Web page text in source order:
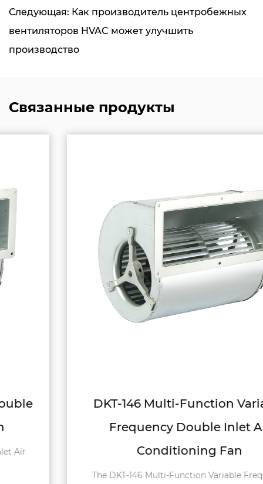
Следующая: Как производитель центробежных
вентиляторов HVAC может улучшить
производство
Связанные продукты
DKT-146 Multi-Function Variable
Frequency Double Inlet Air
Conditioning Fan
The DKT-146 Multi-Function Variable Frequency